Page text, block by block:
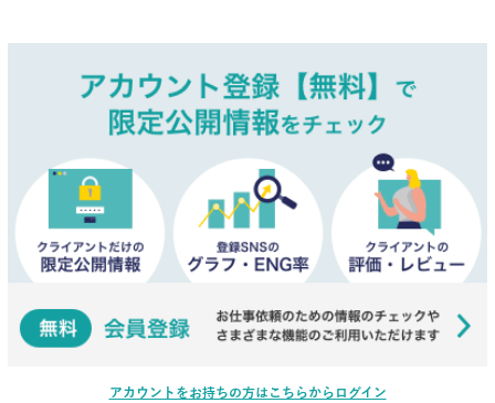
アカウントをお持ちの方はこちらからログイン